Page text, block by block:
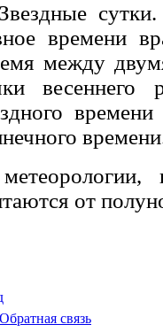
времени
между
от
Обратная связь